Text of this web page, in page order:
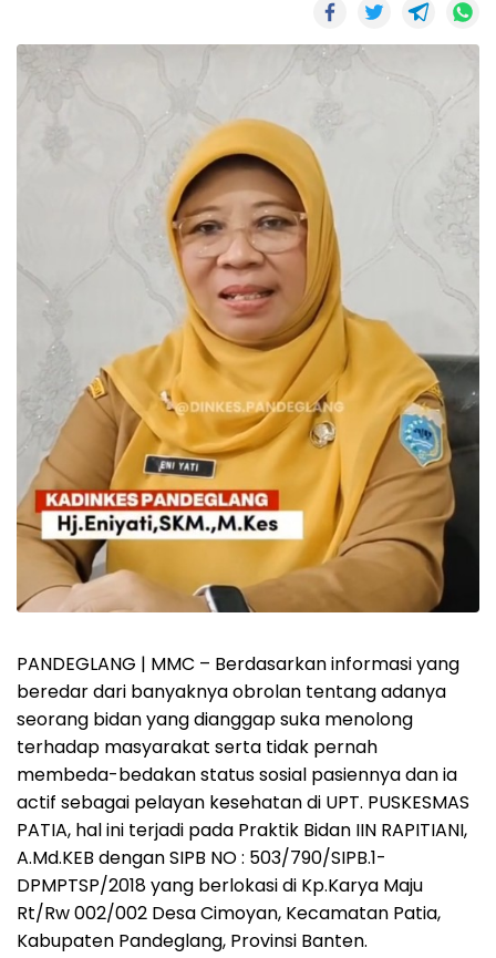
PANDEGLANG | MMC – Berdasarkan informasi yang
beredar dari banyaknya obrolan tentang adanya
seorang bidan yang dianggap suka menolong
terhadap masyarakat serta tidak pernah
membeda-bedakan status sosial pasiennya dan ia
actif sebagai pelayan kesehatan di UPT. PUSKESMAS
PATIA, hal ini terjadi pada Praktik Bidan IIN RAPITIANI,
A.Md.KEB dengan SIPB NO : 503/790/SIPB.1-
DPMPTSP/2018 yang berlokasi di Kp.Karya Maju
Rt/Rw 002/002 Desa Cimoyan, Kecamatan Patia,
Kabupaten Pandeglang, Provinsi Banten.